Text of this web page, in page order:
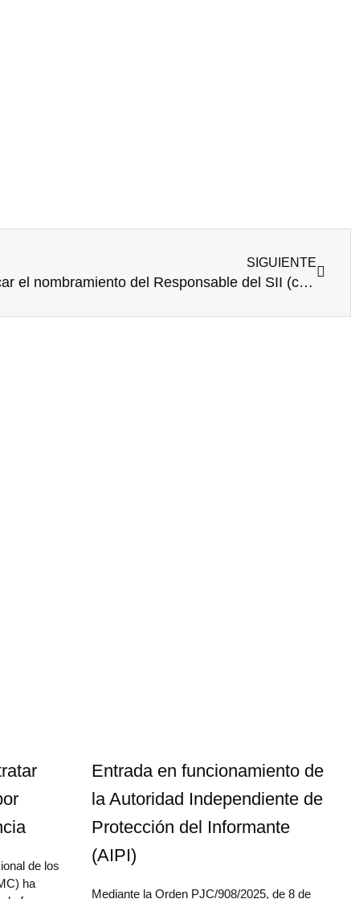
SIGUIENTE
Abierto el plazo para comunicar el nombramiento del Responsable del SII (canal de denuncias)
de los
ha
Entrada en funcionamiento de
la Autoridad Independiente de
Protección del Informante
(AIPI)
Mediante la Orden PJC/908/2025, de 8 de